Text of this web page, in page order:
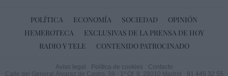
POLÍTICA ECONOMÍA SOCIEDAD
OPINIÓN
HEMEROTECA
EXCLUSIVAS DE LA PRENSA DE HOY
RADIO Y TELE
CONTENIDO PATROCINADO
Aviso legal Política de cookies
Contacto
Calle del General Álvarez de Castro, 39 - 1º Of. 9. 28010 Madrid
91 445 32 55